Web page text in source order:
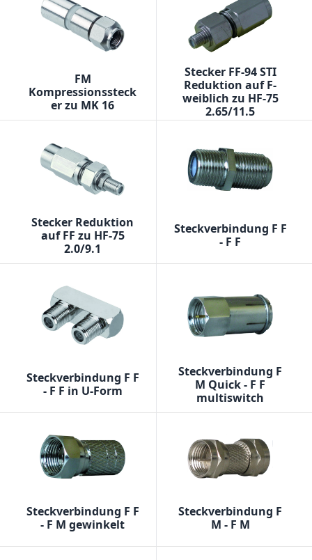
FM
Kompressionssteck
er zu MK 16
Stecker FF-94 STI
Reduktion auf F-
weiblich zu HF-75
2.65/11.5
Stecker Reduktion
auf FF zu HF-75
2.0/9.1
Steckverbindung F F
- F F
Steckverbindung F F
- F F in U-Form
Steckverbindung F
M Quick - F F
multiswitch
Steckverbindung F F
- F M gewinkelt
Steckverbindung F
M - F M